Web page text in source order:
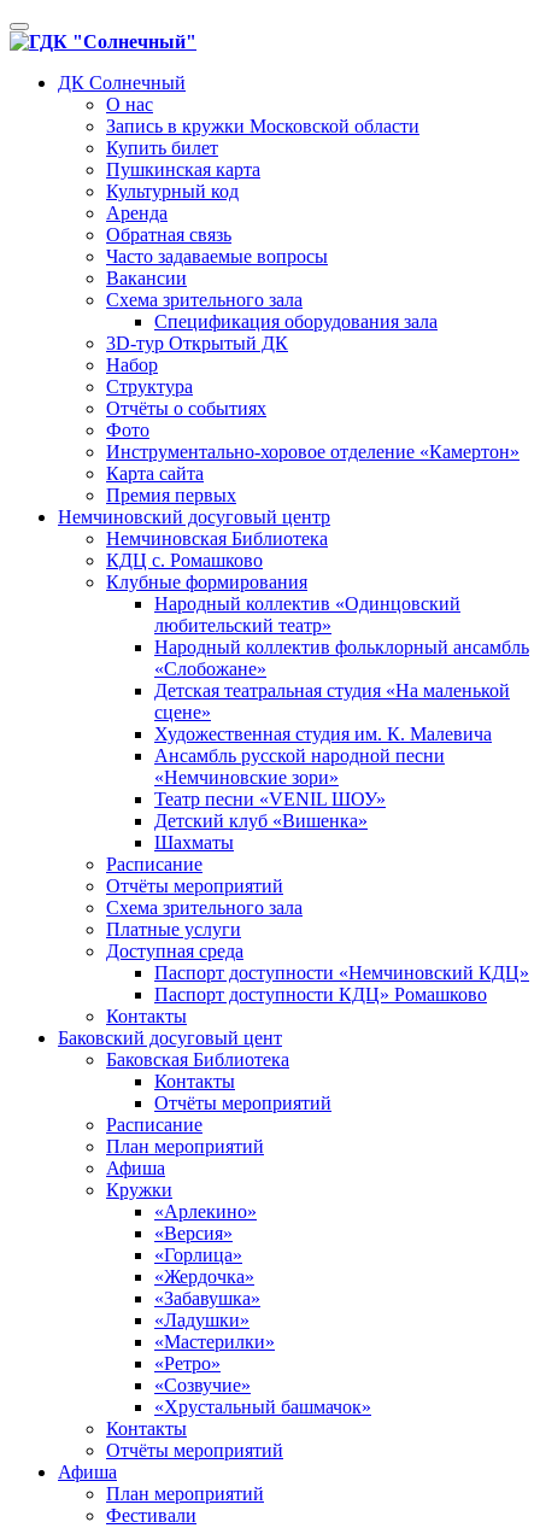
Toggle
navigation
ДК Солнечный
О нас
Запись в кружки Московской области
Купить билет
Пушкинская карта
Культурный код
Аренда
Обратная связь
Часто задаваемые вопросы
Вакансии
Схема зрительного зала
Спецификация оборудования зала
3D-тур Открытый ДК
Набор
Структура
Отчёты о событиях
Фото
Инструментально-хоровое отделение «Камертон»
Карта сайта
Премия первых
Немчиновский досуговый центр
Немчиновская Библиотека
КДЦ с. Ромашково
Клубные формирования
Народный коллектив «Одинцовский
любительский театр»
Народный коллектив фольклорный ансамбль
«Слобожане»
Детская театральная студия «На маленькой
сцене»
Художественная студия им. К. Малевича
Ансамбль русской народной песни
«Немчиновские зори»
Театр песни «VENIL ШОУ»
Детский клуб «Вишенка»
Шахматы
Расписание
Отчёты мероприятий
Схема зрительного зала
Платные услуги
Доступная среда
Паспорт доступности «Немчиновский КДЦ»
Паспорт доступности КДЦ» Ромашково
Контакты
Баковский досуговый цент
Баковская Библиотека
Контакты
Отчёты мероприятий
Расписание
План мероприятий
Афиша
Кружки
«Арлекино»
«Версия»
«Горлица»
«Жердочка»
«Забавушка»
«Ладушки»
«Мастерилки»
«Ретро»
«Созвучие»
«Хрустальный башмачок»
Контакты
Отчёты мероприятий
Афиша
План мероприятий
Фестивали